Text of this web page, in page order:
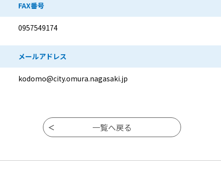
FAX番号
0957549174
メールアドレス
kodomo@city.omura.nagasaki.jp